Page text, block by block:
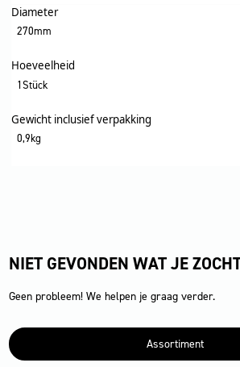
Diameter
270mm
Hoeveelheid
1Stück
Gewicht inclusief verpakking
0,9kg
NIET GEVONDEN WAT JE
Geen probleem! We helpen je graag verder.
Assortiment